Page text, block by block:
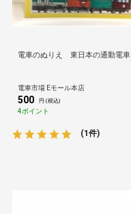
電車のぬりえ 東日本の通勤電車
電車市場 Eモール本店
500 円 (税込)
4ポイント
(1件)